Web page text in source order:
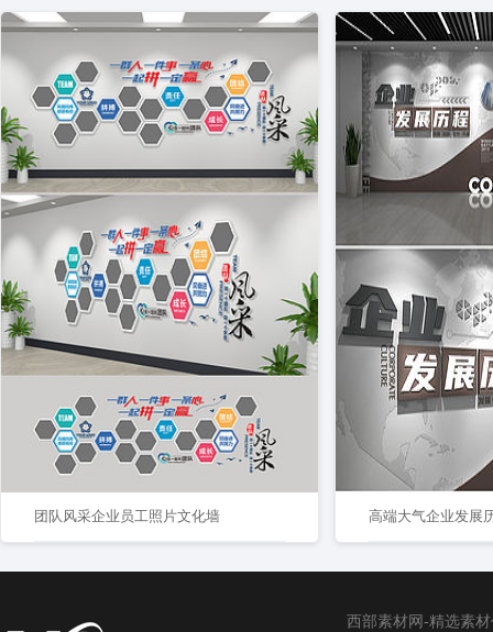
团队风采企业员工照片文化墙
西部素材网-精选素